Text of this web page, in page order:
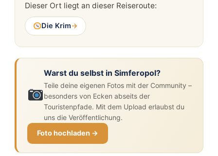
Dieser Ort liegt an dieser Reiseroute:
Die Krim→
Warst du selbst in Simferopol?
Teile deine eigenen Fotos mit der Community –
besonders von Ecken abseits der
Touristenpfade. Mit dem Upload erlaubst du
uns die Veröffentlichung.
Foto hochladen →